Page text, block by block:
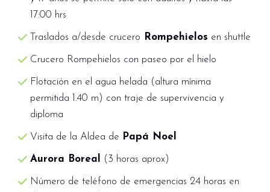
Cape East o similar. Por la noche, podrás
conducción en moto de nieve por el ártico en
plena noche, donde con suerte y si se dan las
condiciones idóneas podremos avistar la
Aurora Boreal, consulta extras y opcionales.
en vehículo, con suerte con la mente
descansada y relajada. Aunque no podemos
garantizar la aurora boreal, este programa es
excelente para quienes desean disfrutar de la
el hotel Scandic Pohjanhovi, Grand Post o
similar.
17:00 hrs
Traslados a/desde crucero Rompehielos en shuttle
Crucero Rompehielos con paseo por el hielo
Flotación en el agua helada (altura mínima
permitida 1.40 m) con traje de supervivencia y
diploma
Visita de la Aldea de Papá Noel
Aurora Boreal (3 horas aprox)
Número de teléfono de emergencias 24 horas en